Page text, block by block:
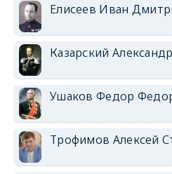
Елисеев Иван
Казарский
Ушаков Федор
Трофимов Алексей